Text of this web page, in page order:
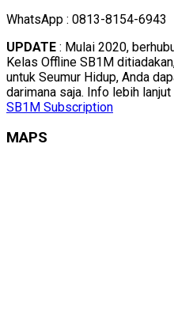
WhatsApp : 0813-8154-6943
UPDATE : Mulai 2020,
Kelas Offline SB1M
untuk Seumur Hidup, Anda
darimana saja. Info lebih
SB1M Subscription
MAPS